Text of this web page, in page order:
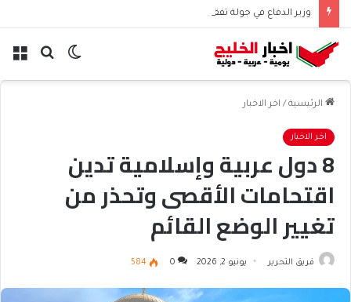
وزير الدفاع في جولة تفقدية لمواقع عسكرية استراتيجية
بحث الوضع
الرئيسية / اخر الاخبار
اخر الاخبار
8 دول عربية وإسلامية تدين
اقتحامات الأقصى وتحذر من
تغيير الوضع القائم
فريق التحرير يونيو 2, 2026 0
584